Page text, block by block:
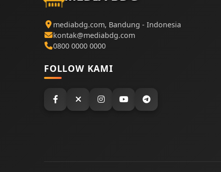
mediabdg.com, Bandung - Indonesia
kontak@mediabdg.com
0800 0000 0000
FOLLOW KAMI